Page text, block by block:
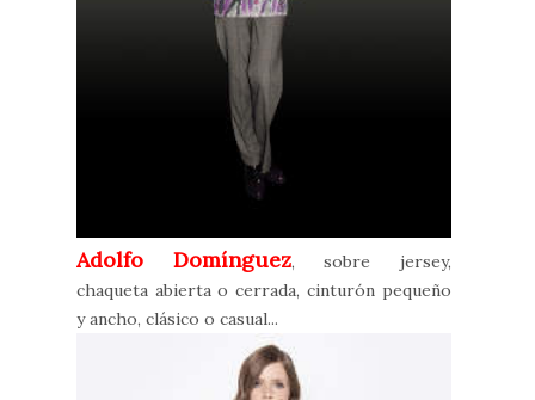
Adolfo Domínguez, sobre jersey,
chaqueta abierta o cerrada, cinturón pequeño
y ancho, clásico o casual...